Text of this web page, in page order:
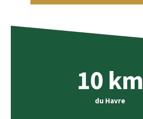
10 km
du Havre